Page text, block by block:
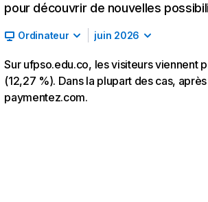
pour découvrir de nouvelles
Ordinateur juin 2026
Sur ufpso.edu.co, les visiteurs viennent
(12,27 %). Dans la plupart des cas,
paymentez.com.